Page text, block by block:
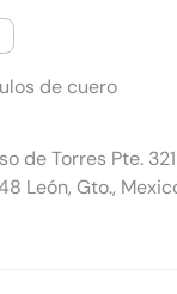
de cuero
de Torres Pte.
León, Gto.,